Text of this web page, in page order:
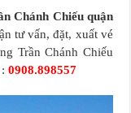
Chánh Chiếu quận
tư vấn, đặt, xuất vé
Trần Chánh Chiếu
:0908.898557